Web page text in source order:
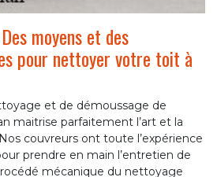
moyens et des
pour nettoyer votre toit à
et de démoussage de
maitrise parfaitement l’art et la
couvreurs ont toute l’expérience
prendre en main l’entretien de
mécanique du nettoyage